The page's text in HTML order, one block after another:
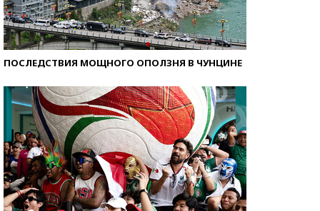
ПОСЛЕДСТВИЯ МОЩНОГО ОПОЛЗНЯ В ЧУНЦИНЕ